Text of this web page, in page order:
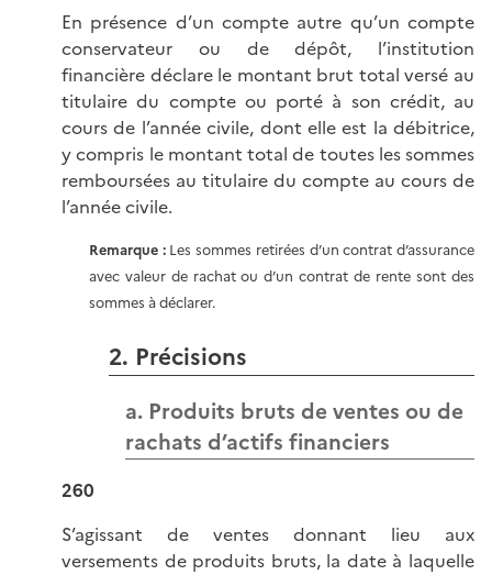
En présence d’un compte autre qu’un compte
conservateur ou de dépôt, l’institution
financière déclare le montant brut total versé au
titulaire du compte ou porté à son crédit, au
cours de l’année civile, dont elle est la débitrice,
y compris le montant total de toutes les sommes
remboursées au titulaire du compte au cours de
l’année civile.
Remarque : Les sommes retirées d’un contrat d’assurance
avec valeur de rachat ou d’un contrat de rente sont des
sommes à déclarer.
2. Précisions
a. Produits bruts de ventes ou de
rachats d’actifs financiers
260
S’agissant de ventes donnant lieu aux
versements de produits bruts, la date à laquelle